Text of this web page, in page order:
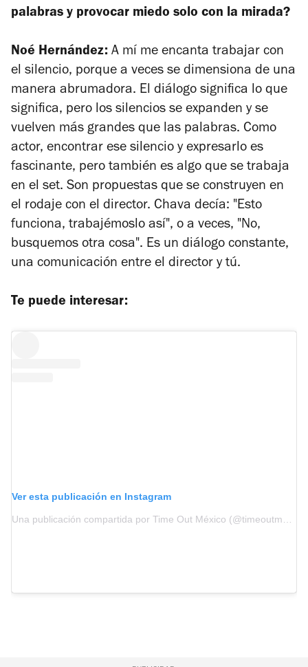
palabras y provocar miedo solo con la mirada?
Noé Hernández: A mí me encanta trabajar con
el silencio, porque a veces se dimensiona de una
manera abrumadora. El diálogo significa lo que
significa, pero los silencios se expanden y se
vuelven más grandes que las palabras. Como
actor, encontrar ese silencio y expresarlo es
fascinante, pero también es algo que se trabaja
en el set. Son propuestas que se construyen en
el rodaje con el director. Chava decía: "Esto
funciona, trabajémoslo así", o a veces, "No,
busquemos otra cosa". Es un diálogo constante,
una comunicación entre el director y tú.
Te puede interesar:
Ver esta publicación en Instagram